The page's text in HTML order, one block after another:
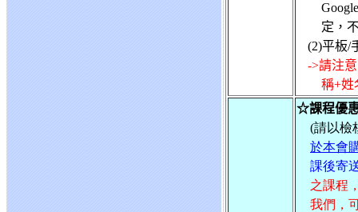
定，
(2)平板/
->請注
稱+姓
☆課程優
(請以檢
於本會
課後寄
之課程
我們，